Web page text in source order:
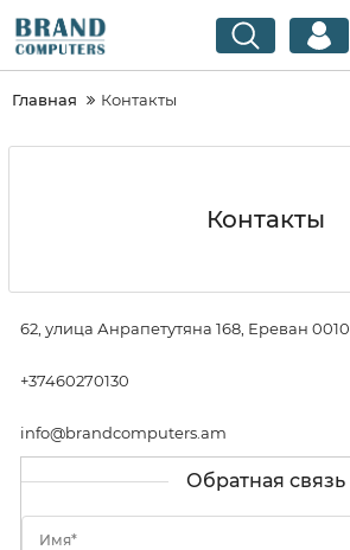
Главная Контакты
Контакты
62, улица Анрапетутяна 168, Ереван 0010
+37460270130
info@brandcomputers.am
Обратная связь
Имя*